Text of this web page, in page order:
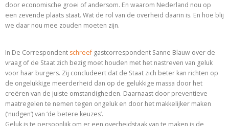
door economische groei of andersom. En waarom Nederland nou op
een zevende plaats staat. Wat de rol van de overheid daarin is. En hoe blij
we daar nou mee zouden moeten zijn.
In De Correspondent schreef gastcorrespondent Sanne Blauw over de
vraag of de Staat zich bezig moet houden met het nastreven van geluk
voor haar burgers. Zij concludeert dat de Staat zich beter kan richten op
de ongelukkige meerderheid dan op de gelukkige massa door het
creëren van de juiste omstandigheden. Daarnaast door preventieve
maatregelen te nemen tegen ongeluk en door het makkelijker maken
(‘nudgen’) van ‘de betere keuzes’.